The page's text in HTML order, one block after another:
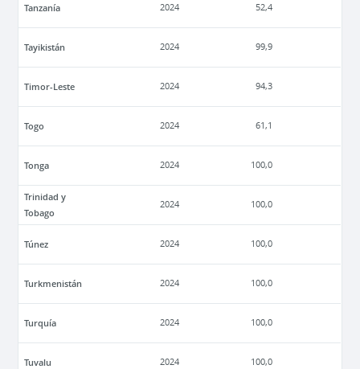
Tanzanía 2024 52,4
Tayikistán 2024 99,9
Timor-Leste 2024 94,3
Togo 2024 61,1
Tonga 2024 100,0
Trinidad y
Tobago
2024 100,0
Túnez 2024 100,0
Turkmenistán 2024 100,0
Turquía 2024 100,0
Tuvalu 2024 100,0